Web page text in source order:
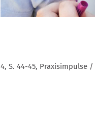
4, S. 44-45, Praxisimpulse /